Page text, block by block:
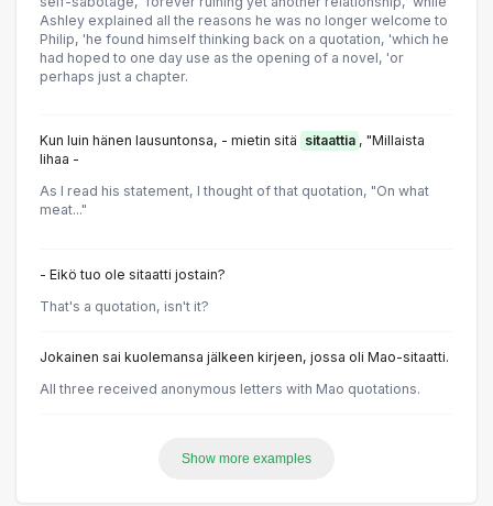
Ashley explained all the reasons he was no longer welcome to
Philip, 'he found himself thinking back on a quotation, 'which he
had hoped to one day use as the opening of a novel, 'or
perhaps just a chapter.
Kun luin hänen lausuntonsa, - mietin sitä sitaattia , "Millaista
lihaa -
As I read his statement, I thought of that quotation, "On what
meat..."
- Eikö tuo ole sitaatti jostain?
That's a quotation, isn't it?
Jokainen sai kuolemansa jälkeen kirjeen, jossa oli Mao-sitaatti.
All three received anonymous letters with Mao quotations.
Show more examples